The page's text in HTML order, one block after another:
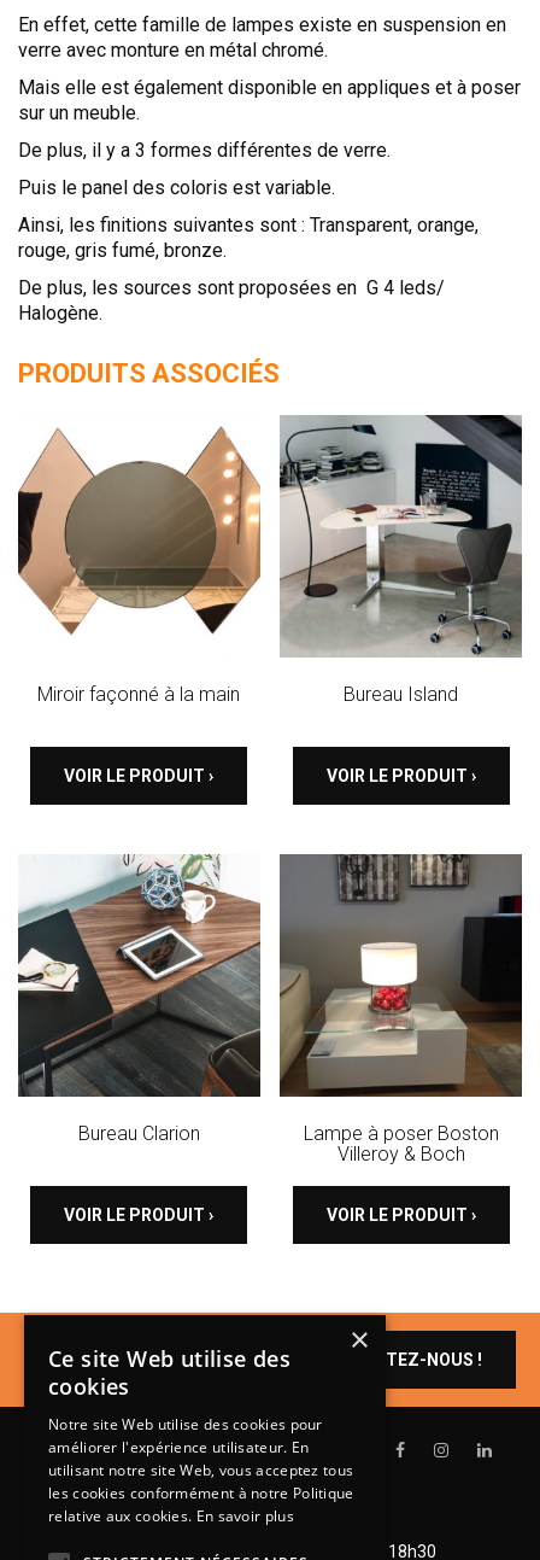
En effet, cette famille de lampes existe en suspension en
verre avec monture en métal chromé.
Mais elle est également disponible en appliques et à poser
sur un meuble.
De plus, il y a 3 formes différentes de verre.
Puis le panel des coloris est variable.
Ainsi, les finitions suivantes sont : Transparent, orange,
rouge, gris fumé, bronze.
De plus, les sources sont proposées en G 4 leds/
Halogène.
PRODUITS ASSOCIÉS
Miroir façonné à la main
VOIR LE PRODUIT ›
Bureau Island
VOIR LE PRODUIT ›
Bureau Clarion
VOIR LE PRODUIT ›
Lampe à poser Boston
Villeroy & Boch
VOIR LE PRODUIT ›
Un produit vous
intéresse ?
CONTACTEZ-NOUS !
Lundi de 14h à 18h30
Mardi à vendredi de 9h à 12h et de 14h à 18h30
×
Ce site Web utilise des
cookies
Notre site Web utilise des cookies pour
améliorer l'expérience utilisateur. En
utilisant notre site Web, vous acceptez tous
les cookies conformément à notre Politique
relative aux cookies. En savoir plus